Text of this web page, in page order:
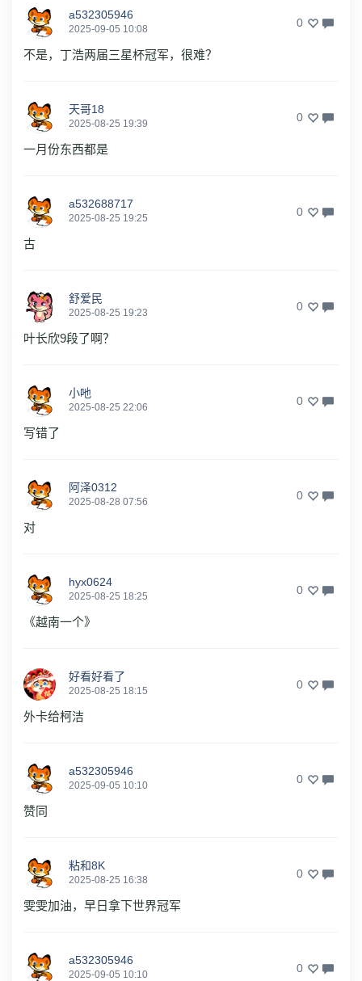
a532305946
2025-09-05 10:08 0
不是，丁浩两届三星杯冠军，很难？
天哥18
2025-08-25 19:39 0
一月份东西都是
a532688717
2025-08-25 19:25 0
古
舒爱民
2025-08-25 19:23 0
叶长欣9段了啊？
小吔
2025-08-25 22:06 0
写错了
阿泽0312
2025-08-28 07:56 0
对
hyx0624
2025-08-25 18:25 0
《越南一个》
好看好看了
2025-08-25 18:15 0
外卡给柯洁
a532305946
2025-09-05 10:10 0
赞同
粘和8K
2025-08-25 16:38 0
雯雯加油，早日拿下世界冠军
a532305946
2025-09-05 10:10 0